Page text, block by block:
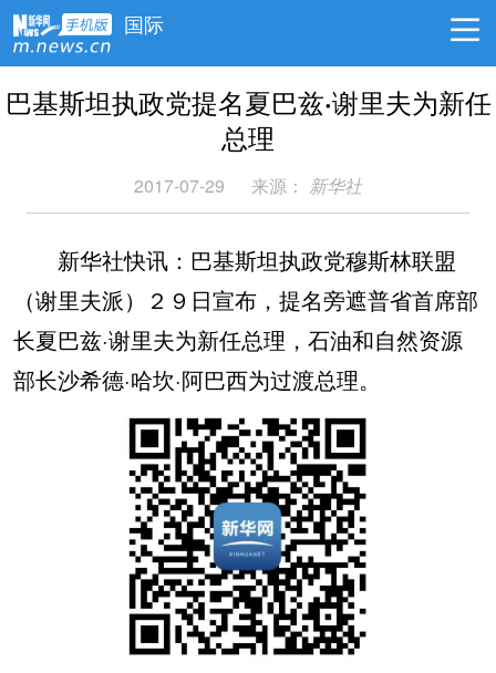
国际
巴基斯坦执政党提名夏巴兹·谢里夫为新任
总理
2017-07-29 来源： 新华社
新华社快讯：巴基斯坦执政党穆斯林联盟
（谢里夫派）２９日宣布，提名旁遮普省首席部
长夏巴兹·谢里夫为新任总理，石油和自然资源
部长沙希德·哈坎·阿巴西为过渡总理。